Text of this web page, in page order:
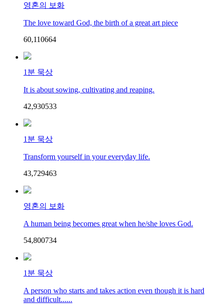
영혼의 보화
The love toward God, the birth of a great art piece
60,110664
1분 묵상
It is about sowing, cultivating and reaping.
42,930533
1분 묵상
Transform yourself in your everyday life.
43,729463
영혼의 보화
A human being becomes great when he/she loves God.
54,800734
1분 묵상
A person who starts and takes action even though it is hard
and difficult......